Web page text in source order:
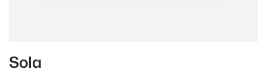
Sola